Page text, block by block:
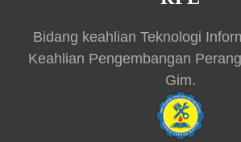
Bidang keahlian Teknologi
Keahlian Pengembangan
Gim.